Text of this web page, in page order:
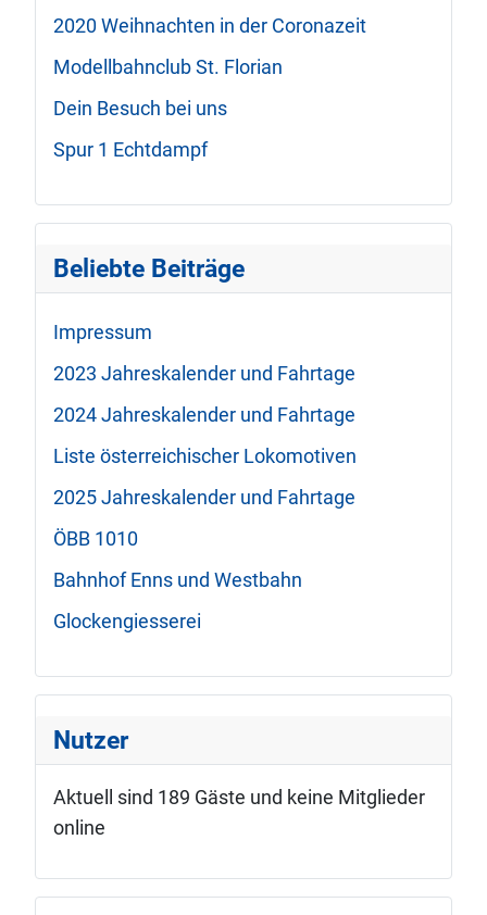
2020 Weihnachten in der Coronazeit
Modellbahnclub St. Florian
Dein Besuch bei uns
Spur 1 Echtdampf
Beliebte Beiträge
Impressum
2023 Jahreskalender und Fahrtage
2024 Jahreskalender und Fahrtage
Liste österreichischer Lokomotiven
2025 Jahreskalender und Fahrtage
ÖBB 1010
Bahnhof Enns und Westbahn
Glockengiesserei
Nutzer
Aktuell sind 189 Gäste und keine Mitglieder
online